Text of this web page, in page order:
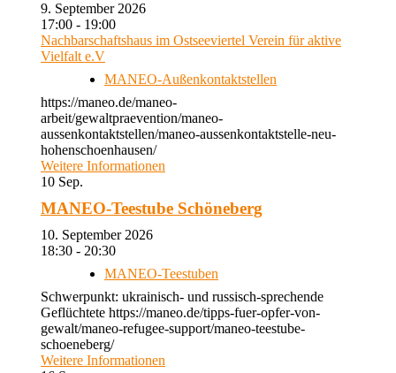
9. September 2026
17:00 - 19:00
Nachbarschaftshaus im Ostseeviertel Verein für aktive
Vielfalt e.V
MANEO-Außenkontaktstellen
https://maneo.de/maneo-
arbeit/gewaltpraevention/maneo-
aussenkontaktstellen/maneo-aussenkontaktstelle-neu-
hohenschoenhausen/
Weitere Informationen
10 Sep.
MANEO-Teestube Schöneberg
10. September 2026
18:30 - 20:30
MANEO-Teestuben
Schwerpunkt: ukrainisch- und russisch-sprechende
Geflüchtete https://maneo.de/tipps-fuer-opfer-von-
gewalt/maneo-refugee-support/maneo-teestube-
schoeneberg/
Weitere Informationen